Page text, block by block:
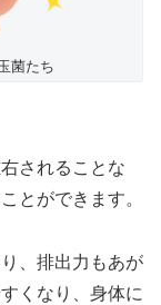
菌たち
されることな
とができます。
、排出力もあが
くなり、身体に